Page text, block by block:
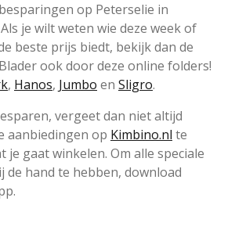
op Peterselie in
je wilt weten wie deze week of
beste prijs biedt, bekijk dan de
ook door deze online folders!
, Hanos, Jumbo en Sligro.
vergeet dan niet altijd
aanbiedingen op Kimbino.nl te
je gaat winkelen. Om alle speciale
de hand te hebben, download